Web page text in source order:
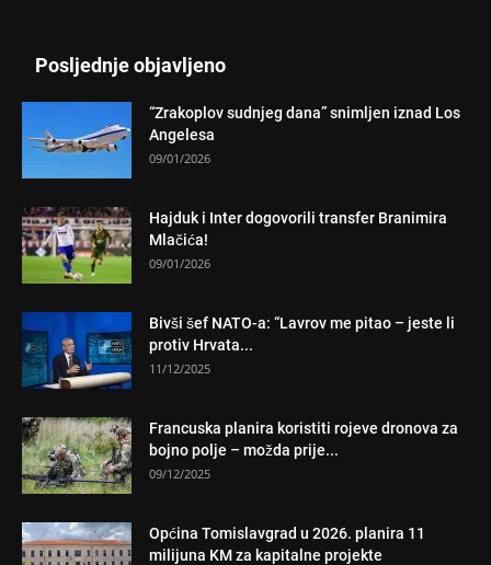
Posljednje objavljeno
“Zrakoplov sudnjeg dana” snimljen iznad Los
Angelesa
09/01/2026
Hajduk i Inter dogovorili transfer Branimira
Mlačića!
09/01/2026
Bivši šef NATO-a: “Lavrov me pitao – jeste li
protiv Hrvata...
11/12/2025
Francuska planira koristiti rojeve dronova za
bojno polje – možda prije...
09/12/2025
Općina Tomislavgrad u 2026. planira 11
milijuna KM za kapitalne projekte